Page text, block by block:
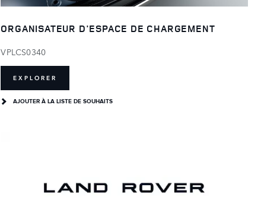
ORGANISATEUR D'ESPACE DE CHARGEMENT
VPLCS0340
EXPLORER
AJOUTER À LA LISTE DE SOUHAITS